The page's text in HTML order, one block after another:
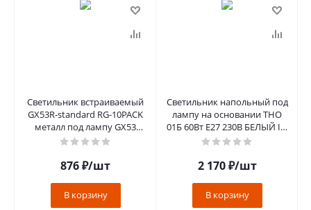
Светильник встраиваемый
GX53R-standard RG-10PACK
металл под лампу GX53
золото (10 шт./упак.) IN
876₽/шт
В корзину
Светильник напольный под
лампу на основании ТНО
01Б 60Вт Е27 230В БЕЛЫЙ IN
HOME
2 170₽/шт
В корзину